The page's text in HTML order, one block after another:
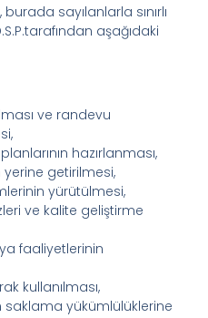
sayılanlarla sınırlı
S.P.tarafından aşağıdaki
ve randevu
hazırlanması,
yerine getirilmesi,
yürütülmesi,
ve kalite geliştirme
faaliyetlerinin
kullanılması,
yükümlülüklerine